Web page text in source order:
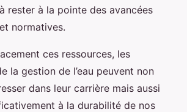
rester à la pointe des avancées
normatives.
ces ressources, les
la gestion de l’eau peuvent non
dans leur carrière mais aussi
à la durabilité de nos